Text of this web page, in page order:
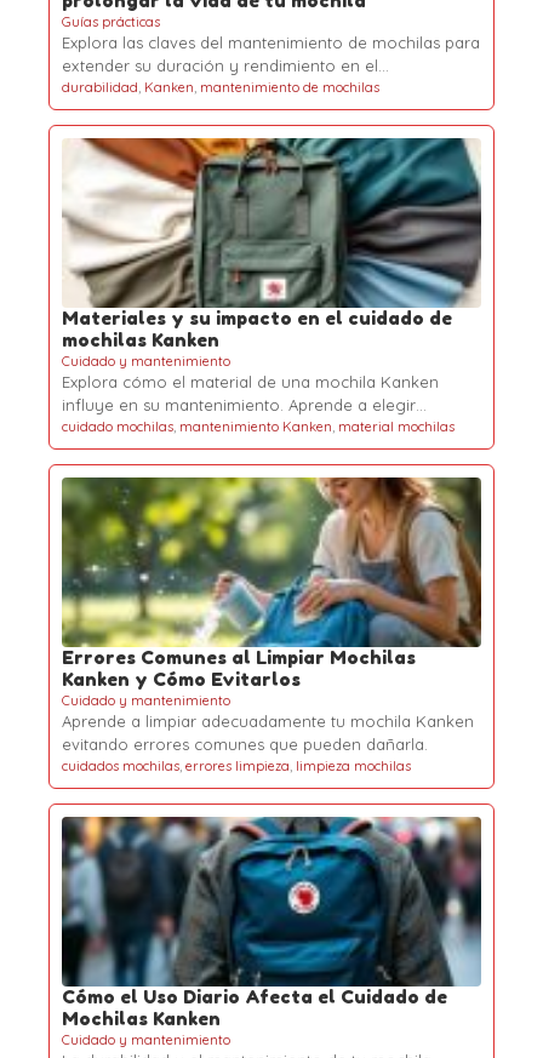
Guías prácticas
Explora las claves del mantenimiento de mochilas para
extender su duración y rendimiento en el…
durabilidad, Kanken, mantenimiento de mochilas
Materiales y su impacto en el cuidado de
mochilas Kanken
Cuidado y mantenimiento
Explora cómo el material de una mochila Kanken
influye en su mantenimiento. Aprende a elegir…
cuidado mochilas, mantenimiento Kanken, material mochilas
Errores Comunes al Limpiar Mochilas
Kanken y Cómo Evitarlos
Cuidado y mantenimiento
Aprende a limpiar adecuadamente tu mochila Kanken
evitando errores comunes que pueden dañarla.
cuidados mochilas, errores limpieza, limpieza mochilas
Cómo el Uso Diario Afecta el Cuidado de
Mochilas Kanken
Cuidado y mantenimiento